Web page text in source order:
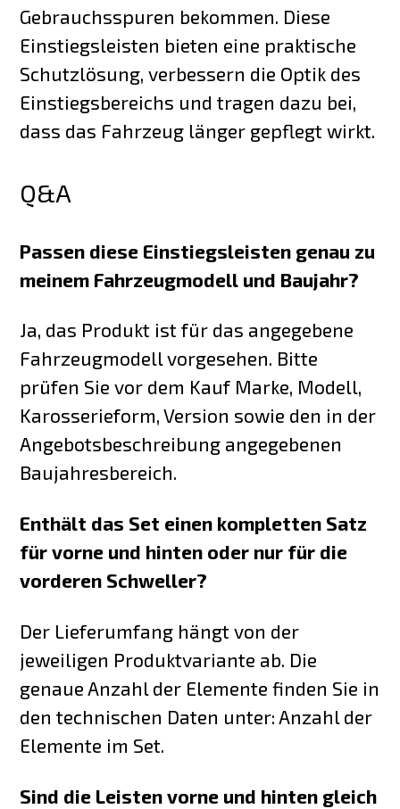
Gebrauchsspuren bekommen. Diese
Einstiegsleisten bieten eine praktische
Schutzlösung, verbessern die Optik des
Einstiegsbereichs und tragen dazu bei,
dass das Fahrzeug länger gepflegt wirkt.
Q&A
Passen diese Einstiegsleisten genau zu
meinem Fahrzeugmodell und Baujahr?
Ja, das Produkt ist für das angegebene
Fahrzeugmodell vorgesehen. Bitte
prüfen Sie vor dem Kauf Marke, Modell,
Karosserieform, Version sowie den in der
Angebotsbeschreibung angegebenen
Baujahresbereich.
Enthält das Set einen kompletten Satz
für vorne und hinten oder nur für die
vorderen Schweller?
Der Lieferumfang hängt von der
jeweiligen Produktvariante ab. Die
genaue Anzahl der Elemente finden Sie in
den technischen Daten unter: Anzahl der
Elemente im Set.
Sind die Leisten vorne und hinten gleich